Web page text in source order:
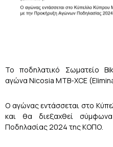
Το ποδηλατικό Σωματείο
αγώνα Nicosia MTB-XCE
O αγώνας εντάσσεται στο
και θα διεξαχθεί
Ποδηλασίας 2024 της ΚΟΠΟ.